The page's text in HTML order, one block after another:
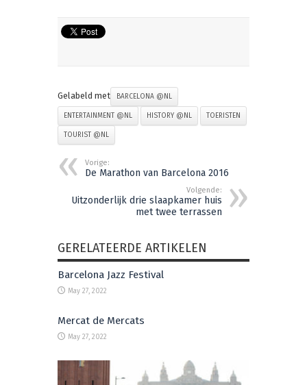
Gelabeld met BARCELONA @NL
ENTERTAINMENT @NL HISTORY @NL TOERISTEN
TOURIST @NL
Vorige:
De Marathon van Barcelona 2016
Volgende:
Uitzonderlijk drie slaapkamer huis
met twee terrassen
GERELATEERDE ARTIKELEN
Barcelona Jazz Festival
May 27, 2022
Mercat de Mercats
May 27, 2022